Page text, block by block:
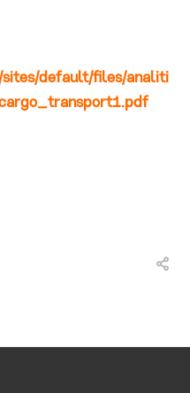
default/files/analiti